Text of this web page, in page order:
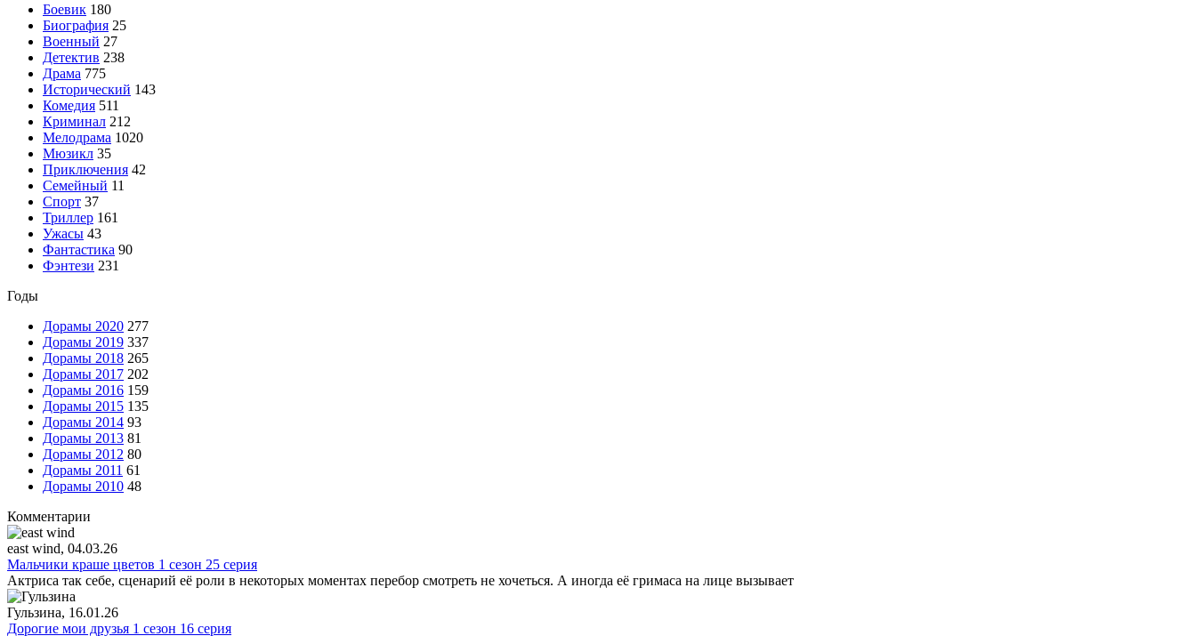
Боевик 180
Биография 25
Военный 27
Детектив 238
Драма 775
Исторический 143
Комедия 511
Криминал 212
Мелодрама 1020
Мюзикл 35
Приключения 42
Семейный 11
Спорт 37
Триллер 161
Ужасы 43
Фантастика 90
Фэнтези 231
Годы
Дорамы 2020 277
Дорамы 2019 337
Дорамы 2018 265
Дорамы 2017 202
Дорамы 2016 159
Дорамы 2015 135
Дорамы 2014 93
Дорамы 2013 81
Дорамы 2012 80
Дорамы 2011 61
Дорамы 2010 48
Комментарии
east wind, 04.03.26
Мальчики краше цветов 1 сезон 25 серия
Актриса так себе, сценарий её роли в некоторых моментах перебор смотреть не хочеться. А иногда её гримаса на лице вызывает
Гульзина, 16.01.26
Дорогие мои друзья 1 сезон 16 серия